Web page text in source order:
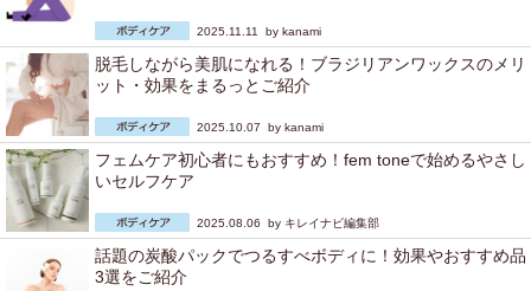
2025.11.11 by kanami
脱毛しながら美肌になれる！ブラジリアンワックスのメリ
ット・効果をまるっとご紹介
2025.10.07 by kanami
フェムケア初心者にもおすすめ！fem toneで始めるやさし
いセルフケア
2025.08.06 by キレイナビ編集部
話題の炭酸パックでつるすべボディに！効果やおすすめ品
3選をご紹介